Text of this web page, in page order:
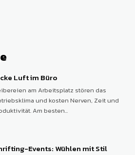
Luft im Büro
am Arbeitsplatz stören das
und kosten Nerven, Zeit und
Am besten...
Events: Wühlen mit Stil